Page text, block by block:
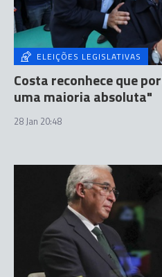
ELEIÇÕES LEGISLATIVAS
Costa reconhece que
uma maioria absoluta"
28 Jan 20:48